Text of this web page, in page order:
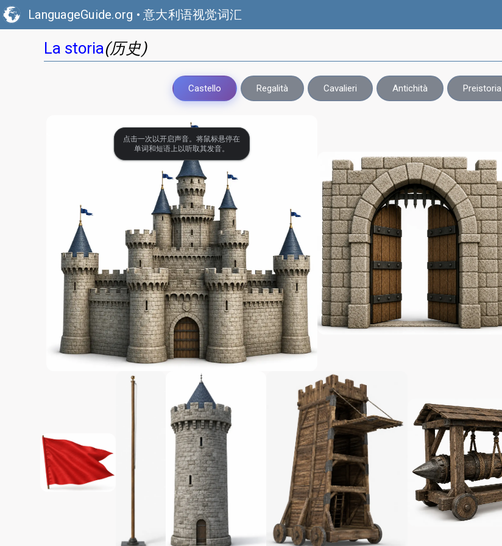
LanguageGuide.org • 意大利语视觉词汇
La storia(历史)
Castello Regalità Cavalieri Antichità Preistoria
点击一次以开启声音。将鼠标悬停在
单词和短语上以听取其发音。